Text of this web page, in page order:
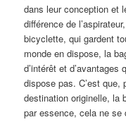
dans leur conception et
différence de
bicyclette, qui gardent
monde en dispose, la
d’intérêt et
dispose pas. C’est
destination originelle, la
par essence, cela ne